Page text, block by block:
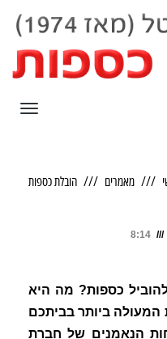
מאמרים הובלת כספות
8:14
כספות? מה היא
ביותר בביתכם
הנאמנים של חברת